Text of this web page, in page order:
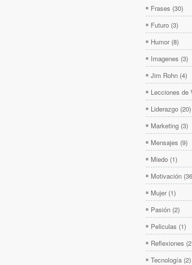
Frases (30)
Futuro (3)
Humor (8)
Imagenes (3)
Jim Rohn (4)
Lecciones de
Liderazgo (20)
Marketing (3)
Mensajes (9)
Miedo (1)
Motivación
Mujer (1)
Pasión (2)
Peliculas (1)
Reflexiones
Tecnología (2)